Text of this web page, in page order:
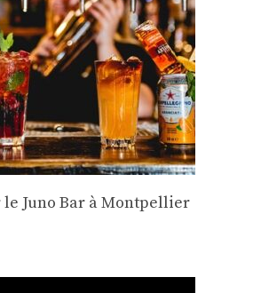
le Juno Bar à Montpellier